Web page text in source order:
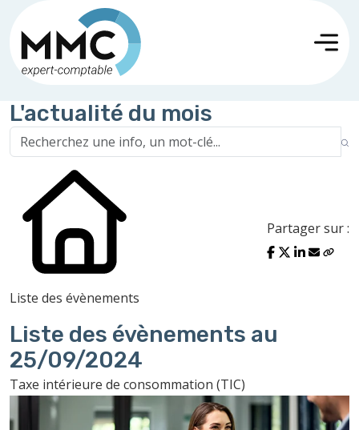
L'actualité du mois
Liste des évènements
Partager sur :
Liste des évènements au
25/09/2024
Taxe intérieure de consommation (TIC)